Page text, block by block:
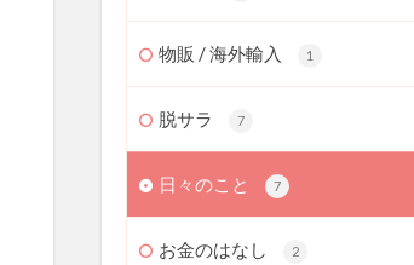
物販 / 海外輸入 1
脱サラ 7
日々のこと 7
お金のはなし 2